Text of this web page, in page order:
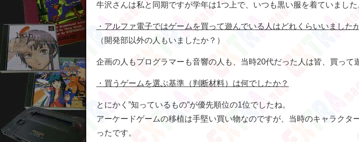
牛沢さんは私と同期ですが学年は1つ上で、いつも黒い服を着ていました
・アルファ電子ではゲームを買って遊んでいる人はどれくらいいました
（開発部以外の人もいましたか？）
企画の人もプログラマーも音響の人も、当時20代だった人は皆、買って
・買うゲームを選ぶ基準（判断材料）は何でしたか？
とにかく”知っているもの”が優先順位の1位でしたね。
アーケードゲームの移植は手堅い買い物なのですが、当時のキャラクタ
ったです。